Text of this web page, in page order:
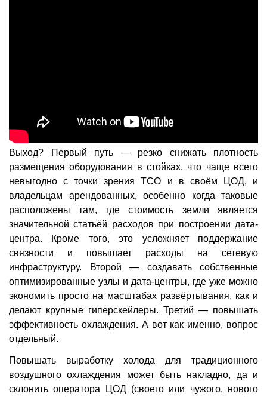
Выход? Первый путь — резко снижать плотность
размещения оборудования в стойках, что чаще всего
невыгодно с точки зрения TCO и в своём ЦОД, и
владельцам арендованных, особенно когда таковые
расположены там, где стоимость земли является
значительной статьёй расходов при построении дата-
центра. Кроме того, это усложняет поддержание
связности и повышает расходы на сетевую
инфраструктуру. Второй — создавать собственные
оптимизированные узлы и дата-центры, где уже можно
экономить просто на масштабах развёртывания, как и
делают крупные гиперскейлеры. Третий — повышать
эффективность охлаждения. А вот как именно, вопрос
отдельный.
Повышать выработку холода для традиционного
воздушного охлаждения может быть накладно, да и
склонить оператора ЦОД (своего или чужого, нового